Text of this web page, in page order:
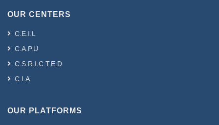
OUR CENTERS
C.E.I.L
C.A.P.U
C.S.R.I.C.T.E.D
C.I.A
OUR PLATFORMS